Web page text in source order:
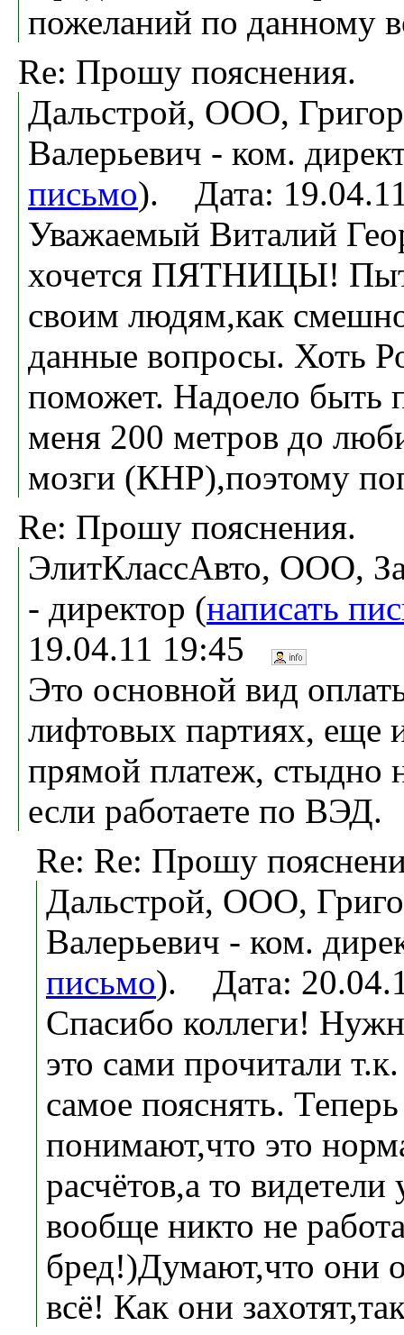
пожеланий по данному
Re: Прошу пояснения.
Дальстрой, ООО,
Валерьевич - ком.
письмо). Дата:
Уважаемый Виталий
хочется ПЯТНИЦЫ!
своим людям,как
данные вопросы. Хоть
поможет. Надоело быть
меня 200 метров до
мозги (КНР),поэтому
Re: Прошу пояснения.
ЭлитКлассАвто, ООО,
- директор (написать
19.04.11 19:45
Это основной вид
лифтовых партиях, еще
прямой платеж, стыдно
если работаете по ВЭД.
Re: Re: Прошу
Дальстрой, ООО,
Валерьевич - ком.
письмо). Дата:
Спасибо коллеги!
это сами прочитали
самое пояснять.
понимают,что это
расчётов,а то видетели
вообще никто не
бред!)Думают,что они
всё! Как они